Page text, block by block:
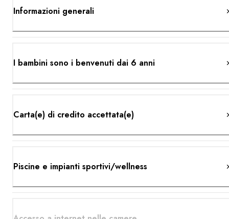
Informazioni generali
I bambini sono i benvenuti dai 6 anni
Carta(e) di credito accettata(e)
Piscine e impianti sportivi/wellness